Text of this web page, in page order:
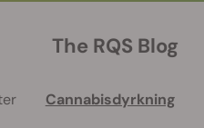
The RQS Blog
Cannabisdyrkning